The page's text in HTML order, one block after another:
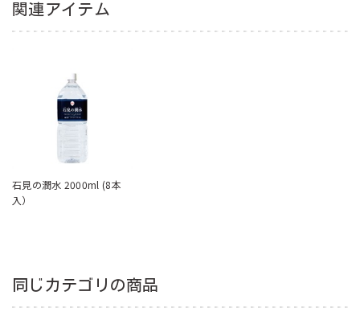
関連アイテム
石見の潤水 2000ml (8本
入）
同じカテゴリの商品